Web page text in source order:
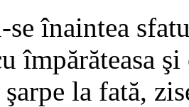
înaintea
împărăteasa
la fată,